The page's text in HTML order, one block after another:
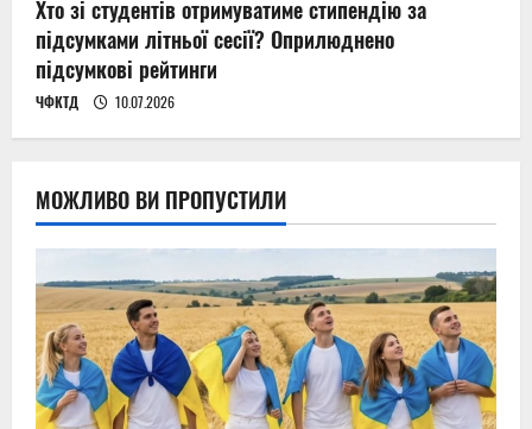
Хто зі студентів отримуватиме стипендію за
підсумками літньої сесії? Оприлюднено
підсумкові рейтинги
ЧФКТД 10.07.2026
МОЖЛИВО ВИ ПРОПУСТИЛИ